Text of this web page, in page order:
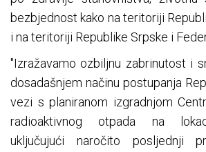
bezbjednost kako na teritoriji
i na teritoriji Republike Srpske i
''Izražavamo ozbiljnu zabrinutost i
dosadašnjem načinu postupanja
vezi s planiranom izgradnjom
radioaktivnog otpada na
uključujući naročito posljednji